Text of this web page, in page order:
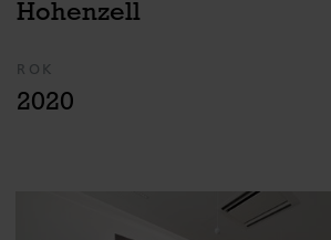
Hohenzell
ROK
2020